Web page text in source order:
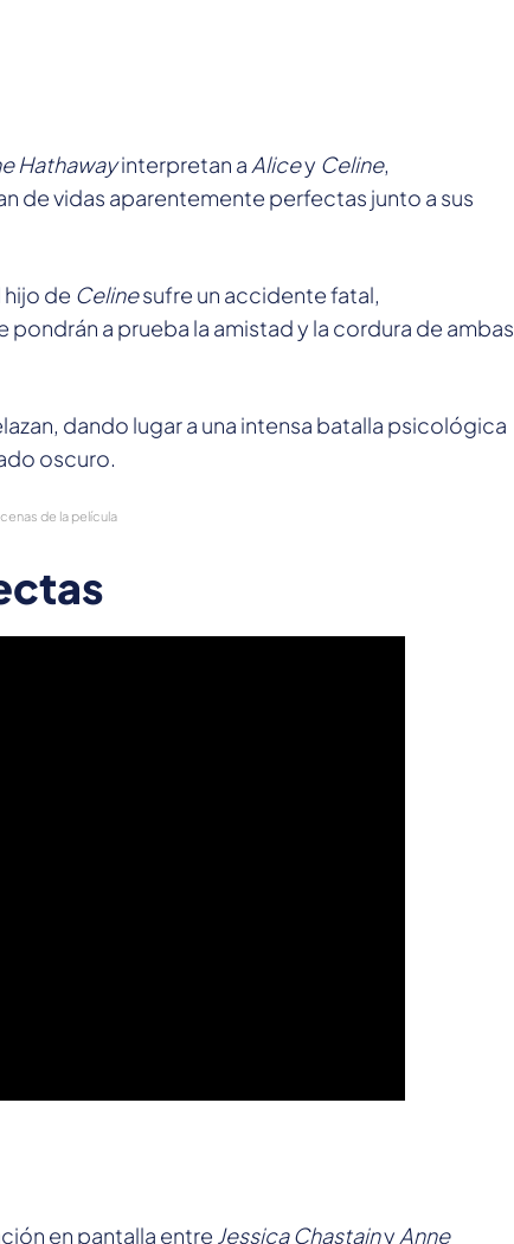
Hathawayinterpretan a Alicey Celine,
de vidas aparentemente perfectas junto a sus
de Celinesufre un accidente fatal,
a prueba la amistad y la cordura de ambas
dando lugar a una intensa batalla psicológica
oscuro.
de la película
en pantalla entre Jessica Chastainy Anne